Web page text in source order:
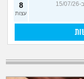
(אנונימי, בן 28, כתב ב-15/07/26
8
עצות